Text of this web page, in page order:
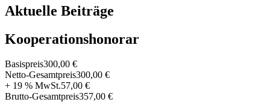
Aktuelle Beiträge
Kooperationshonorar
Basispreis300,00 €
Netto-Gesamtpreis300,00 €
+ 19 % MwSt.57,00 €
Brutto-Gesamtpreis357,00 €